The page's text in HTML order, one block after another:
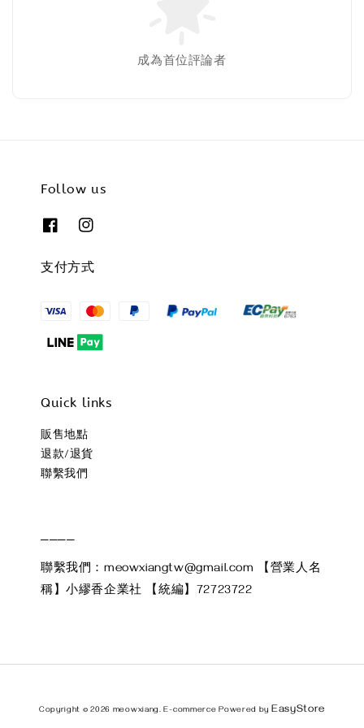
成為首位評論者
Follow us
支付方式
Quick links
販售地點
退款/退貨
聯繫我們
聯繫我們：meowxiangtw@gmail.com 【營業人名
稱】小繆香企業社 【統編】72723722
Copyright © 2026 meowxiang. E-commerce Powered by EasyStore